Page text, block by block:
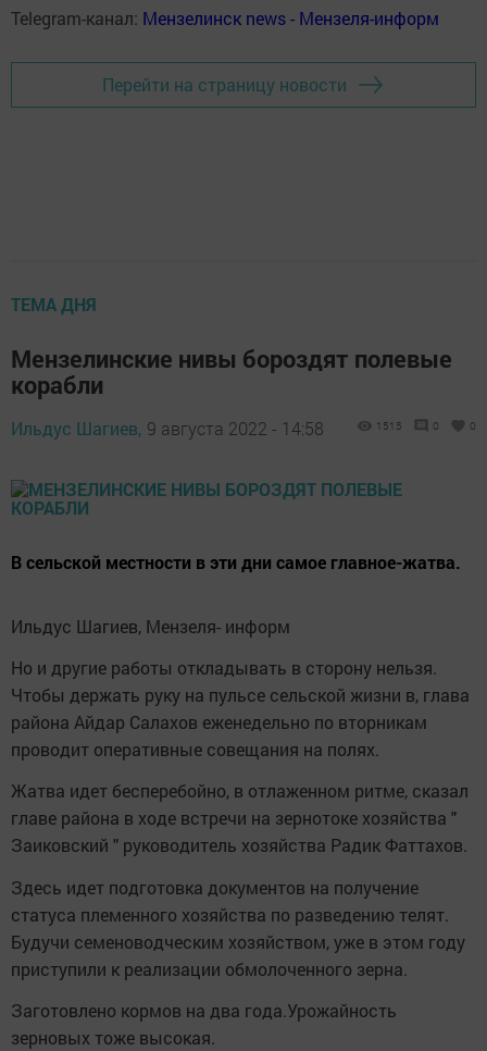
Telegram-канал: Мензелинск news - Мензеля-информ
Перейти на страницу новости
ТЕМА ДНЯ
Мензелинские нивы бороздят полевые
корабли
Ильдус Шагиев, 9 августа 2022 - 14:58 1515 0 0
В сельской местности в эти дни самое главное-жатва.
Ильдус Шагиев, Мензеля- информ
Но и другие работы откладывать в сторону нельзя.
Чтобы держать руку на пульсе сельской жизни в, глава
района Айдар Салахов еженедельно по вторникам
проводит оперативные совещания на полях.
Жатва идет бесперебойно, в отлаженном ритме, сказал
главе района в ходе встречи на зернотоке хозяйства "
Заиковский " руководитель хозяйства Радик Фаттахов.
Здесь идет подготовка документов на получение
статуса племенного хозяйства по разведению телят.
Будучи семеноводческим хозяйством, уже в этом году
приступили к реализации обмолоченного зерна.
Заготовлено кормов на два года.Урожайность
зерновых тоже высокая.